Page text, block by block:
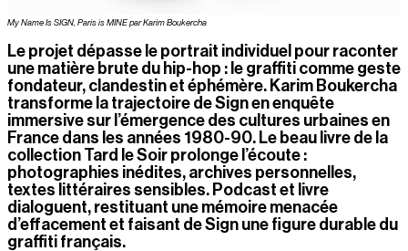
My Name Is SIGN, Paris is MINE par Karim Boukercha
Le projet dépasse le portrait individuel pour raconter
une matière brute du hip-hop : le graffiti comme geste
fondateur, clandestin et éphémère. Karim Boukercha
transforme la trajectoire de Sign en enquête
immersive sur l’émergence des cultures urbaines en
France dans les années 1980-90. Le beau livre de la
collection Tard le Soir prolonge l’écoute :
photographies inédites, archives personnelles,
textes littéraires sensibles. Podcast et livre
dialoguent, restituant une mémoire menacée
d’effacement et faisant de Sign une figure durable du
graffiti français.